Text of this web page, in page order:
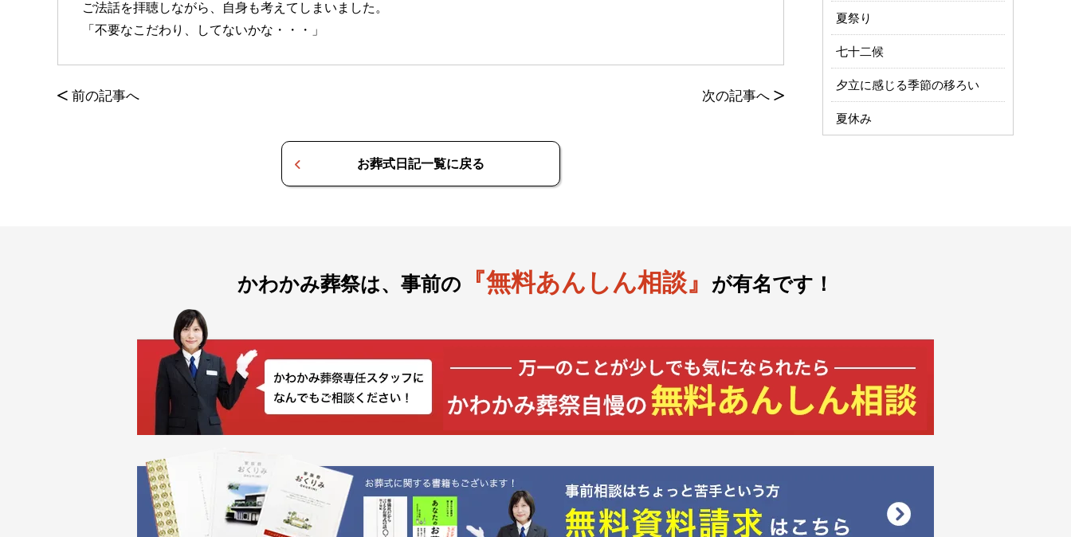
ご法話を拝聴しながら、自身も考えてしまいました。
「不要なこだわり、してないかな・・・」
< 前の記事へ 次の記事へ >
お葬式日記一覧に戻る
夏祭り
七十二候
夕立に感じる季節の移ろい
夏休み
かわかみ葬祭は、事前の 『無料あんしん相談』 が有名です！